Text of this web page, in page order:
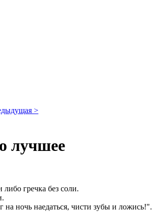
>
лучшее
гречка без соли.
ночь наедаться, чисти зубы и ложись!".